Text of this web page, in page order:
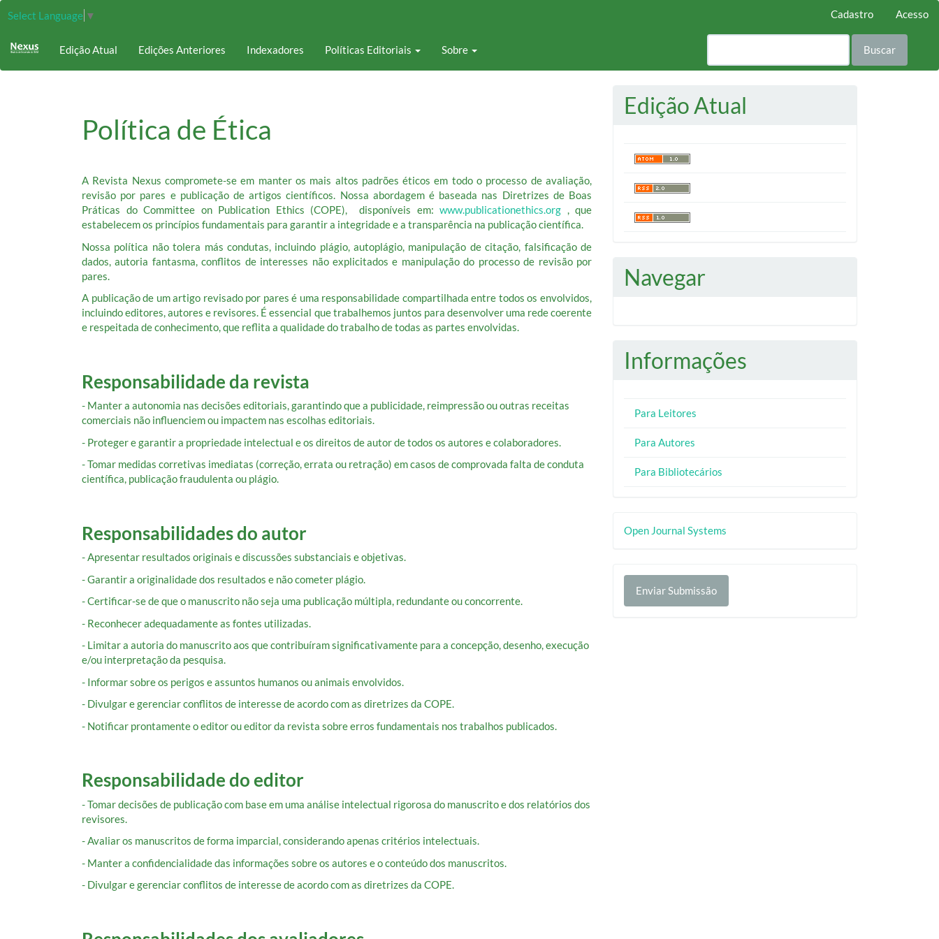
Select Language ▼
Principal
principal
Cadastro Acesso
Edição Atual Edições Anteriores Indexadores Políticas Editoriais Sobre Buscar
Política de Ética
A Revista Nexus compromete-se em manter os mais altos padrões éticos em todo o processo de avaliação,
revisão por pares e publicação de artigos científicos. Nossa abordagem é baseada nas Diretrizes de Boas
Práticas do Committee on Publication Ethics (COPE), disponíveis em: www.publicationethics.org , que
estabelecem os princípios fundamentais para garantir a integridade e a transparência na publicação científica.
Nossa política não tolera más condutas, incluindo plágio, autoplágio, manipulação de citação, falsificação de
dados, autoria fantasma, conflitos de interesses não explicitados e manipulação do processo de revisão por
pares.
A publicação de um artigo revisado por pares é uma responsabilidade compartilhada entre todos os envolvidos,
incluindo editores, autores e revisores. É essencial que trabalhemos juntos para desenvolver uma rede coerente
e respeitada de conhecimento, que reflita a qualidade do trabalho de todas as partes envolvidas.
Responsabilidade da revista
- Manter a autonomia nas decisões editoriais, garantindo que a publicidade, reimpressão ou outras receitas
comerciais não influenciem ou impactem nas escolhas editoriais.
- Proteger e garantir a propriedade intelectual e os direitos de autor de todos os autores e colaboradores.
- Tomar medidas corretivas imediatas (correção, errata ou retração) em casos de comprovada falta de conduta
científica, publicação fraudulenta ou plágio.
Responsabilidades do autor
- Apresentar resultados originais e discussões substanciais e objetivas.
- Garantir a originalidade dos resultados e não cometer plágio.
- Certificar-se de que o manuscrito não seja uma publicação múltipla, redundante ou concorrente.
- Reconhecer adequadamente as fontes utilizadas.
- Limitar a autoria do manuscrito aos que contribuíram significativamente para a concepção, desenho, execução
e/ou interpretação da pesquisa.
- Informar sobre os perigos e assuntos humanos ou animais envolvidos.
- Divulgar e gerenciar conflitos de interesse de acordo com as diretrizes da COPE.
- Notificar prontamente o editor ou editor da revista sobre erros fundamentais nos trabalhos publicados.
Responsabilidade do editor
- Tomar decisões de publicação com base em uma análise intelectual rigorosa do manuscrito e dos relatórios dos
revisores.
- Avaliar os manuscritos de forma imparcial, considerando apenas critérios intelectuais.
- Manter a confidencialidade das informações sobre os autores e o conteúdo dos manuscritos.
- Divulgar e gerenciar conflitos de interesse de acordo com as diretrizes da COPE.
Edição Atual
Navegar
Informações
Para Leitores
Para Autores
Para Bibliotecários
Desenvolvido
Open Journal Systems
Enviar
Submissão
Enviar Submissão